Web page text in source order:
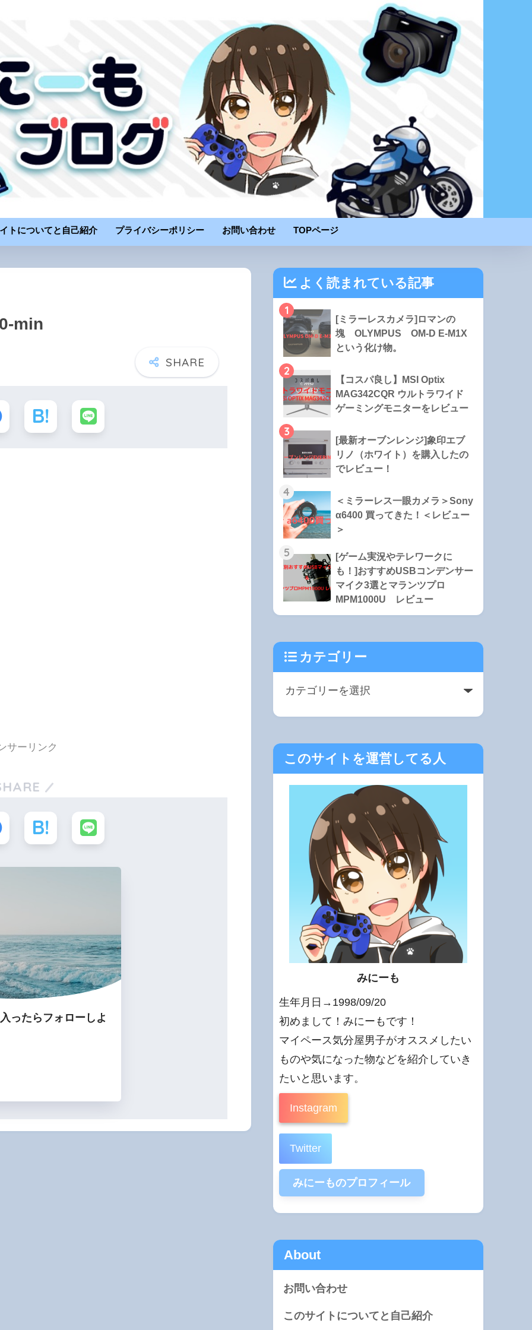
トについてと自己紹介 プライバシーポリシー お問い合わせ TOPページ
min
サーリンク
ったらフォローしよ
よく読まれている記事
1
[ミラーレスカメラ]ロマンの
塊 OLYMPUS OM-D E-M1X
という化け物。
2
【コスパ良し】MSI Optix
MAG342CQR ウルトラワイド
ゲーミングモニターをレビュー
3
[最新オーブンレンジ]象印エブ
リノ（ホワイト）を購入したの
でレビュー！
4
＜ミラーレス一眼カメラ＞Sony
α6400 買ってきた！＜レビュー
＞
5
[ゲーム実況やテレワークに
も！]おすすめUSBコンデンサー
マイク3選とマランツプロ
MPM1000U レビュー
カテゴリー
このサイトを運営してる人
みにーも
生年月日→1998/09/20
初めまして！みにーもです！
マイペース気分屋男子がオススメしたい
ものや気になった物などを紹介していき
たいと思います。
Instagram
Twitter
みにーものプロフィール
About
お問い合わせ
このサイトについてと自己紹介